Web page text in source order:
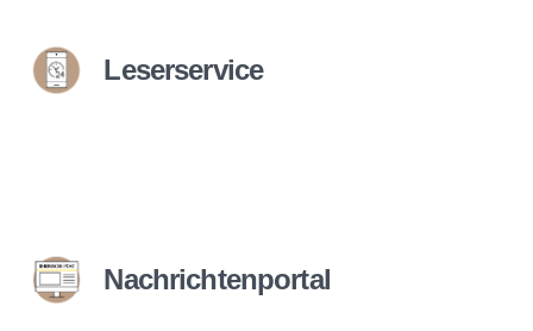
Leserservice
Nachrichtenportal